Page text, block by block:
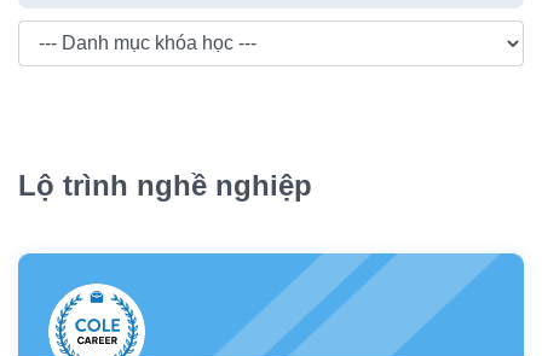
Lộ trình nghề nghiệp